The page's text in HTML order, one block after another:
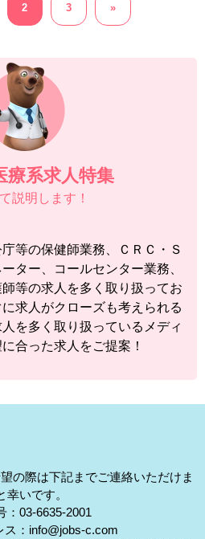
2 3 »
療系求人特集
説明します！
等の保健師業務、ＣＲＣ・Ｓ
ター、コールセンター業務、
等の求人を多く取り扱ってお
求人がクローズも考えられる
を多く取り扱っているメディ
合った求人をご提案！
の際は下記までご連絡いただけま
幸いです。
：03-6635-2001
ス：info@jobs-c.com